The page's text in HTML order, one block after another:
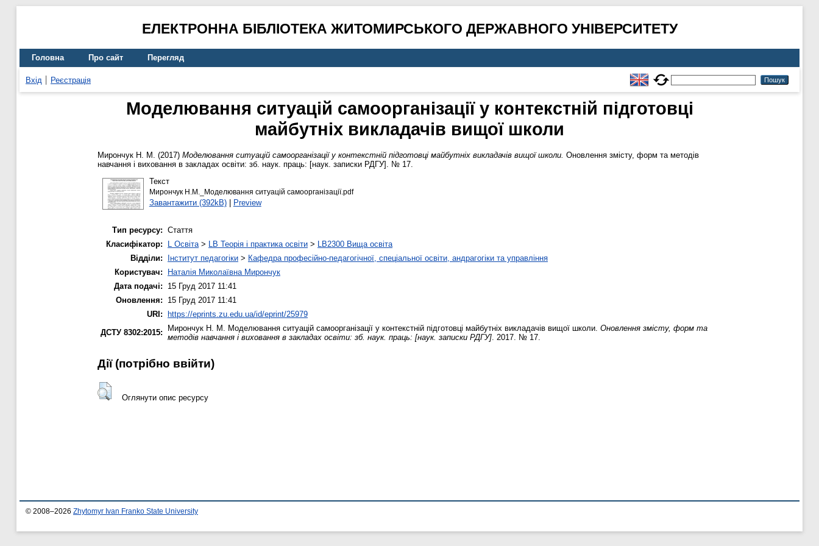
ЕЛЕКТРОННА БІБЛІОТЕКА ЖИТОМИРСЬКОГО ДЕРЖАВНОГО УНІВЕРСИТЕТУ
Головна Про сайт Перегляд
Вхід Реєстрація
Моделювання ситуацій самоорганізації у контекстній підготовці
майбутніх викладачів вищої школи
Мирончук Н. М. (2017) Моделювання ситуацій самоорганізації у контекстній підготовці майбутніх викладачів вищої школи. Оновлення змісту, форм та методів
навчання і виховання в закладах освіти: зб. наук. праць: [наук. записки РДГУ]. № 17.
Текст
Мирончук Н.М._Моделювання ситуацій самоорганізації.pdf
Завантажити (392kB)| Preview
Тип ресурсу: Стаття
Класифікатор:
L Освіта> LB Теорія і практика освіти > LB2300 Вища освіта
Відділи:
Інститут педагогіки > Кафедра професійно-педагогічної, спеціальної освіти, андрагогіки та управління
Користувач:
Наталія Миколаївна Мирончук
Дата подачі:
15 Груд 2017 11:41
Оновлення:
15 Груд 2017 11:41
URI:
https://eprints.zu.edu.ua/id/eprint/25979
ДСТУ 8302:2015:
Мирончук Н. М. Моделювання ситуацій самоорганізації у контекстній підготовці майбутніх викладачів вищої школи. Оновлення змісту, форм та
методів навчання і виховання в закладах освіти: зб. наук. праць: [наук. записки РДГУ]. 2017. № 17.
Дії ​​(потрібно ввійти)
Оглянути опис ресурсу
© 2008–2026 Zhytomyr Ivan Franko State University